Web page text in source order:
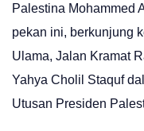
Palestina Mohammed
pekan ini, berkunjung
Ulama, Jalan Kramat
Yahya Cholil Staquf
Utusan Presiden